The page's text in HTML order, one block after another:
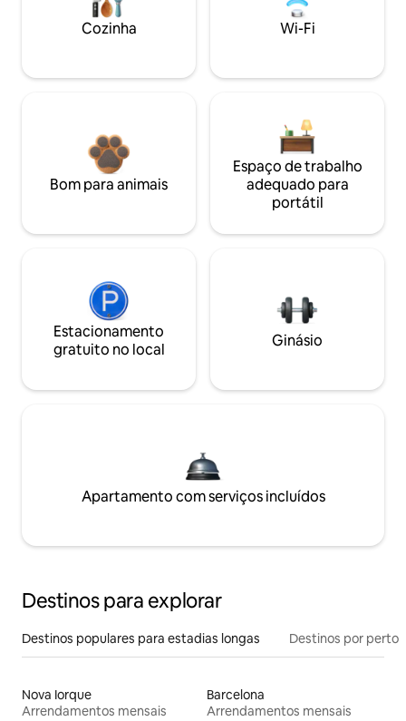
Cozinha Wi-Fi
Bom para animais
Espaço de trabalho
adequado para
portátil
Estacionamento
gratuito no local
Ginásio
Apartamento com serviços incluídos
Destinos para explorar
Destinos populares para estadias longas Destinos por perto
Nova Iorque
Arrendamentos mensais
Barcelona
Arrendamentos mensais